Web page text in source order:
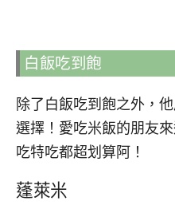
白飯吃到飽
除了白飯吃到飽之外，
選擇！愛吃米飯的朋友
吃特吃都超划算阿！
蓬萊米